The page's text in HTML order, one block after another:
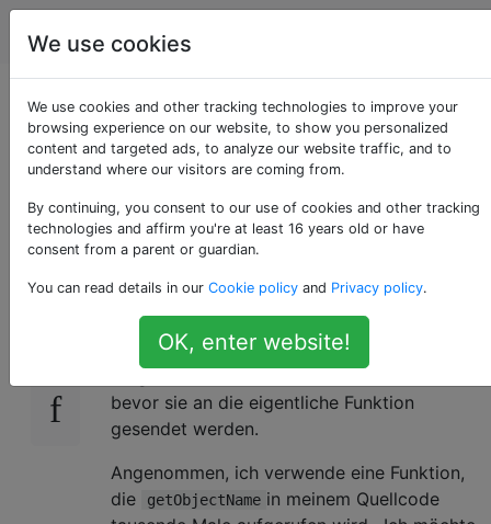
Programmierung
Überschreiben Sie
einen
Funktionsaufruf in C.
71
Ich möchte bestimmte Funktionsaufrufe an
verschiedene APIs überschreiben, um die
Aufrufe zu protokollieren, aber ich möchte
möglicherweise auch Daten bearbeiten,
bevor sie an die eigentliche Funktion
gesendet werden.
Angenommen, ich verwende eine Funktion,
die
getObjectName in meinem Quellcode
We use cookies
We use cookies and other tracking technologies to improve your
browsing experience on our website, to show you personalized
content and targeted ads, to analyze our website traffic, and to
understand where our visitors are coming from.
By continuing, you consent to our use of cookies and other tracking
technologies and affirm you're at least 16 years old or have
consent from a parent or guardian.
You can read details in our Cookie policy and Privacy policy.
OK, enter website!